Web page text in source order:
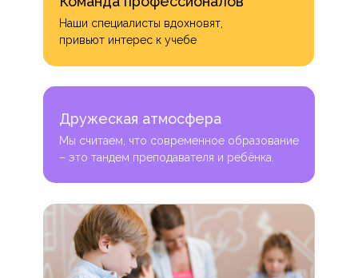
Дружеская атмосфера
Мы считаем, что современное образование
– это тандем преподавателя и ребёнка.
Наши специалисты вдохновят,
привьют интерес к учебе